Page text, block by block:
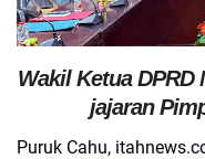
Wakil Ketua DPRD
jajaran
Puruk Cahu,